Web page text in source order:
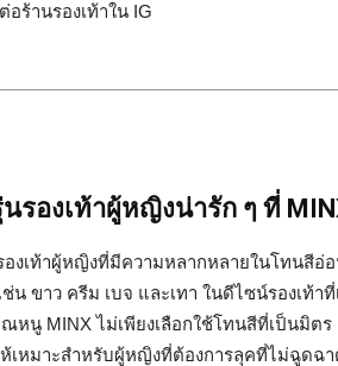
อร้านรองเท้าใน IG
รองเท้าผู้หญิงน่ารัก ๆ ที่
องเท้าผู้หญิงที่มีความหลากหลายในโทนสี
น ขาว ครีม เบจ และเทา ในดีไซน์รองเท้า
หนู MINX ไม่เพียงเลือกใช้โทนสีที่เป็นมิต
เหมาะสำหรับผู้หญิงที่ต้องการลุคที่ไม่ฉูดฉ